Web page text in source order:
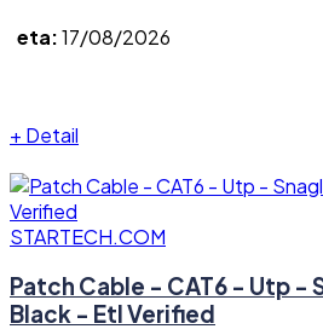
eta:17/08/2026
+ Detail
STARTECH.COM
Patch Cable - CAT6 - Utp -
Black - Etl Verified